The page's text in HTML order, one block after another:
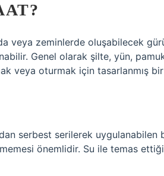
veya zeminlerde oluşabilecek
Genel olarak şilte, yün,
veya oturmak için tasarlanmış bir
serbest serilerek uygulanabilen
önemlidir. Su ile temas